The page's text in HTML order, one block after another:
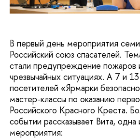
В первый день мероприятия
Российский союз спасателей.
стали предупреждение пожаров
чрезвычайных ситуациях. А 7 и
посетителей «Ярмарки
мастер-классы по оказанию
Российского Красного Креста.
событии рассказывает Вита, одна
мероприятия: